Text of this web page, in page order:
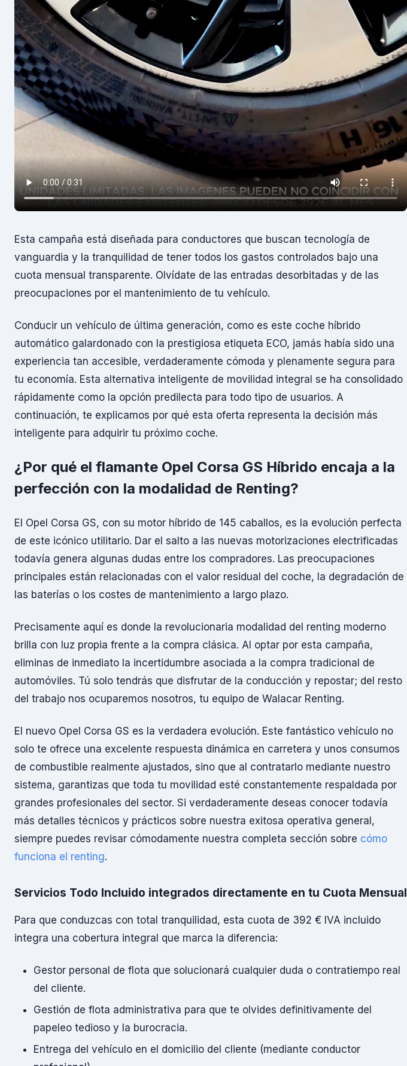
Esta campaña está diseñada para conductores que buscan tecnología de
vanguardia y la tranquilidad de tener todos los gastos controlados bajo una
cuota mensual transparente. Olvídate de las entradas desorbitadas y de las
preocupaciones por el mantenimiento de tu vehículo.
Conducir un vehículo de última generación, como es este coche híbrido
automático galardonado con la prestigiosa etiqueta ECO, jamás había sido una
experiencia tan accesible, verdaderamente cómoda y plenamente segura para
tu economía. Esta alternativa inteligente de movilidad integral se ha consolidado
rápidamente como la opción predilecta para todo tipo de usuarios. A
continuación, te explicamos por qué esta oferta representa la decisión más
inteligente para adquirir tu próximo coche.
¿Por qué el flamante Opel Corsa GS Híbrido encaja a la
perfección con la modalidad de Renting?
El Opel Corsa GS, con su motor híbrido de 145 caballos, es la evolución perfecta
de este icónico utilitario. Dar el salto a las nuevas motorizaciones electrificadas
todavía genera algunas dudas entre los compradores. Las preocupaciones
principales están relacionadas con el valor residual del coche, la degradación de
las baterías o los costes de mantenimiento a largo plazo.
Precisamente aquí es donde la revolucionaria modalidad del renting moderno
brilla con luz propia frente a la compra clásica. Al optar por esta campaña,
eliminas de inmediato la incertidumbre asociada a la compra tradicional de
automóviles. Tú solo tendrás que disfrutar de la conducción y repostar; del resto
del trabajo nos ocuparemos nosotros, tu equipo de Walacar Renting.
El nuevo Opel Corsa GS es la verdadera evolución. Este fantástico vehículo no
solo te ofrece una excelente respuesta dinámica en carretera y unos consumos
de combustible realmente ajustados, sino que al contratarlo mediante nuestro
sistema, garantizas que toda tu movilidad esté constantemente respaldada por
grandes profesionales del sector. Si verdaderamente deseas conocer todavía
más detalles técnicos y prácticos sobre nuestra exitosa operativa general,
siempre puedes revisar cómodamente nuestra completa sección sobre cómo
funciona el renting.
Servicios Todo Incluido integrados directamente en tu Cuota Mensual
Para que conduzcas con total tranquilidad, esta cuota de 392 € IVA incluido
integra una cobertura integral que marca la diferencia:
Gestor personal de flota que solucionará cualquier duda o contratiempo real
del cliente.
Gestión de flota administrativa para que te olvides definitivamente del
papeleo tedioso y la burocracia.
Entrega del vehículo en el domicilio del cliente (mediante conductor